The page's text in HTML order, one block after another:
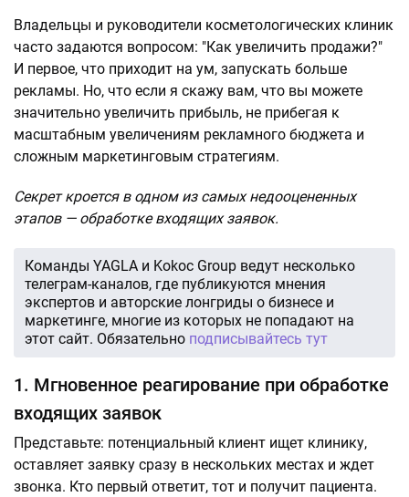
Владельцы и руководители косметологических клиник
часто задаются вопросом: "Как увеличить продажи?"
И первое, что приходит на ум, запускать больше
рекламы. Но, что если я скажу вам, что вы можете
значительно увеличить прибыль, не прибегая к
масштабным увеличениям рекламного бюджета и
сложным маркетинговым стратегиям.
Секрет кроется в одном из самых недооцененных
этапов — обработке входящих заявок.
Команды YAGLA и Kokoc Group ведут несколько
телеграм-каналов, где публикуются мнения
экспертов и авторские лонгриды о бизнесе и
маркетинге, многие из которых не попадают на
этот сайт. Обязательно подписывайтесь тут
1. Мгновенное реагирование при обработке
входящих заявок
Представьте: потенциальный клиент ищет клинику,
оставляет заявку сразу в нескольких местах и ждет
звонка. Кто первый ответит, тот и получит пациента.